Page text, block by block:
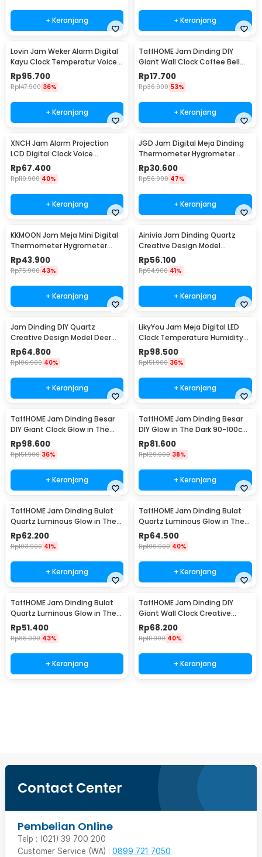
+ Keranjang + Keranjang
Lovin Jam Weker Alarm Digital
Kayu Clock Temperatur Voice
Control - TX602
Rp95.700
Rp147.900 36%
+ Keranjang
TaffHOME Jam Dinding DIY
Giant Wall Clock Coffee Bell
40-70cm - DIY-12
Rp17.700
Rp36.900 53%
+ Keranjang
XNCH Jam Alarm Projection
LCD Digital Clock Voice
Thermometer - FJ3532
Rp67.400
Rp110.900 40%
+ Keranjang
JGD Jam Digital Meja Dinding
Thermometer Hygrometer
Sensor - ZL20
Rp30.600
Rp56.900 47%
+ Keranjang
KKMOON Jam Meja Mini Digital
Thermometer Hygrometer
Weather Station - CX220
Rp43.900
Rp75.900 43%
+ Keranjang
Ainivia Jam Dinding Quartz
Creative Design Model
Luminous 30cm - MM61WC
Rp56.100
Rp94.900 41%
+ Keranjang
Jam Dinding DIY Quartz
Creative Design Model Deer
Head 80cm - Q8073
Rp64.800
Rp106.900 40%
+ Keranjang
LikyYou Jam Meja Digital LED
Clock Temperature Humidity
Control - CYP-105
Rp98.500
Rp151.900 36%
+ Keranjang
TaffHOME Jam Dinding Besar
DIY Giant Clock Glow in The
Dark 90-100cm - DIY-106
Rp98.600
Rp151.900 36%
+ Keranjang
TaffHOME Jam Dinding Besar
DIY Glow in The Dark 90-100cm
- JM-03
Rp81.600
Rp129.900 38%
+ Keranjang
TaffHOME Jam Dinding Bulat
Quartz Luminous Glow in The
Dark 30cm MDB1
Rp62.200
Rp103.900 41%
+ Keranjang
TaffHOME Jam Dinding Bulat
Quartz Luminous Glow in The
Dark 30cm MDB3
Rp64.500
Rp106.900 40%
+ Keranjang
TaffHOME Jam Dinding Bulat
Quartz Luminous Glow in The
Dark 30cm MDB4
Rp51.400
Rp88.900 43%
+ Keranjang
TaffHOME Jam Dinding DIY
Giant Wall Clock Creative
Design - S031
Rp68.200
Rp111.900 40%
+ Keranjang
Contact Center
Pembelian Online
Telp : (021) 39 700 200
Customer Service (WA) : 0899 721 7050